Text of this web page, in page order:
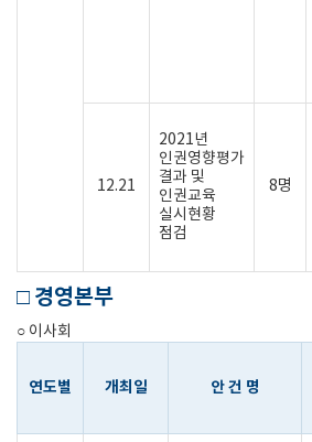
12.21
2021년
인권영향평가
결과 및
인권교육
실시현황
점검
8명
□ 경영본부
○ 이사회
연도별 개최일 안 건 명